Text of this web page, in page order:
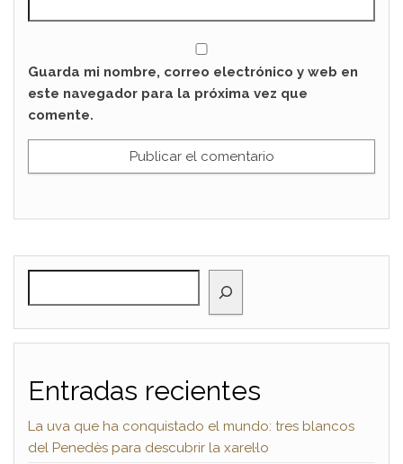
Guarda mi nombre, correo electrónico y web en
este navegador para la próxima vez que
comente.
Entradas recientes
La uva que ha conquistado el mundo: tres blancos
del Penedès para descubrir la xarel·lo